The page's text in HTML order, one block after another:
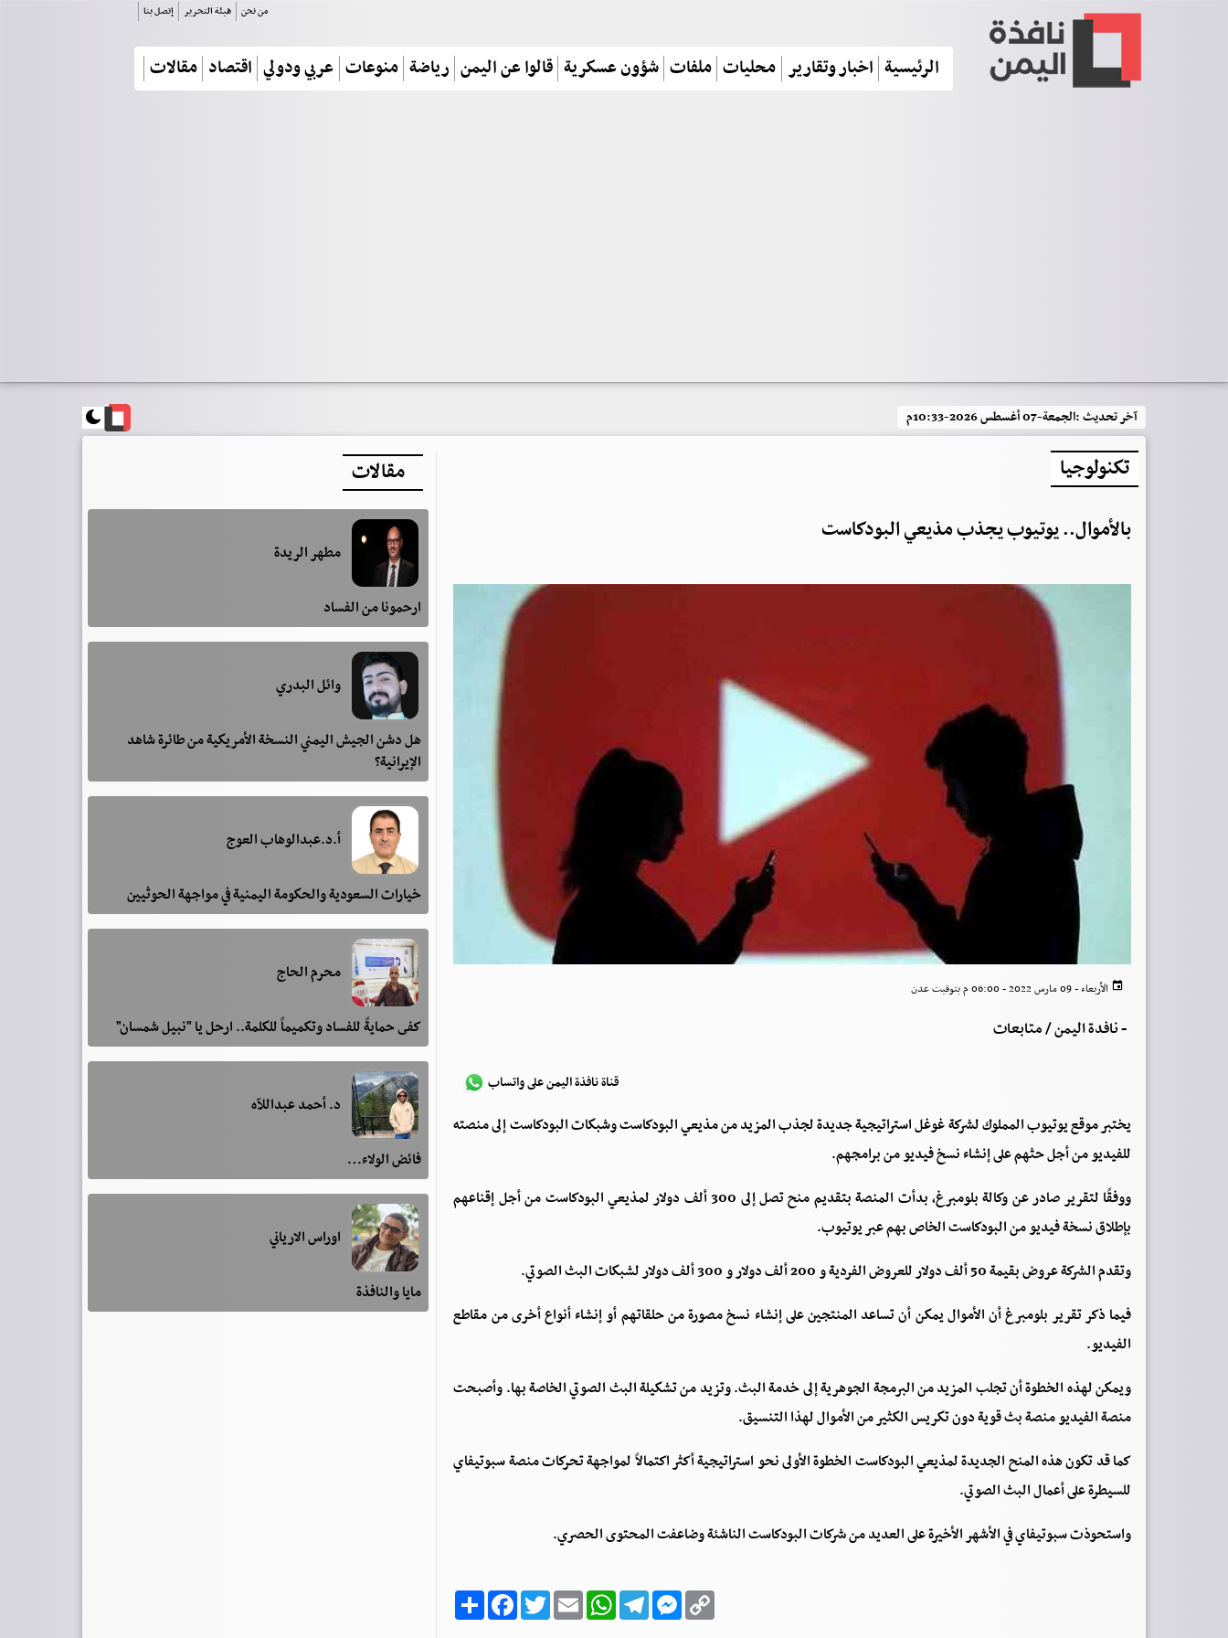
من نحن هيئة التحرير إتصل بنا
الرئيسية اخبار وتقارير محليات ملفات شؤون عسكرية قالوا عن اليمن رياضة منوعات عربي ودولي اقتصاد مقالات
آخر تحديث :الجمعة-07 أغسطس 2026-10:33م
تكنولوجيا
بالأموال.. يوتيوب يجذب مذيعي البودكاست
الأربعاء - 09 مارس 2022 - 06:00 م بتوقيت عدن
-نافدة اليمن / متابعات
قناة نافذة اليمن على واتساب
يختبر موقع يوتيوب المملوك لشركة غوغل استراتيجية جديدة لجذب المزيد من مذيعي البودكاست وشبكات البودكاست إلى منصته
للفيديو من أجل حثهم على إنشاء نسخ فيديو من برامجهم.
ووفقًا لتقرير صادر عن وكالة بلومبرغ، بدأت المنصة بتقديم منح تصل إلى 300 ألف دولار لمذيعي البودكاست من أجل إقناعهم
بإطلاق نسخة فيديو من البودكاست الخاص بهم عبر يوتيوب.
وتقدم الشركة عروض بقيمة 50 ألف دولار للعروض الفردية و 200 ألف دولار و 300 ألف دولار لشبكات البث الصوتي.
فيما ذكر تقرير بلومبرغ أن الأموال يمكن أن تساعد المنتجين على إنشاء نسخ مصورة من حلقاتهم أو إنشاء أنواع أخرى من مقاطع
الفيديو.
ويمكن لهذه الخطوة أن تجلب المزيد من البرمجة الجوهرية إلى خدمة البث. وتزيد من تشكيلة البث الصوتي الخاصة بها. وأصبحت
منصة الفيديو منصة بث قوية دون تكريس الكثير من الأموال لهذا التنسيق.
كما قد تكون هذه المنح الجديدة لمذيعي البودكاست الخطوة الأولى نحو استراتيجية أكثر اكتمالاً لمواجهة تحركات منصة سبوتيفاي
للسيطرة على أعمال البث الصوتي.
واستحوذت سبوتيفاي في الأشهر الأخيرة على العديد من شركات البودكاست الناشئة وضاعفت المحتوى الحصري.
ا
ن
ش
F
a
c
T
w
i
E
m
a
W
h
a
T
e
l
M
e
s
C
o
p
مقالات
مطهر الريدة
ارحمونا من الفساد
وائل البدري
هل دشن الجيش اليمني النسخة الأمريكية من طائرة شاهد
الإيرانية؟
أ.د.عبدالوهاب العوج
خيارات السعودية والحكومة اليمنية في مواجهة الحوثيين
محرم الحاج
كفى حمايةً للفساد وتكميماً للكلمة.. ارحل يا "نبيل شمسان"
د. أحمد عبداللآه
فائض الولاء…
اوراس الارياني
مايا والنافذة